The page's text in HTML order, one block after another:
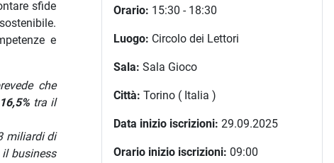
sfide
e
che
tra il
miliardi di
business
Orario: 15:30 - 18:30
Luogo: Circolo dei Lettori
Sala: Sala Gioco
Città: Torino ( Italia )
Data inizio iscrizioni: 29.09.2025
Orario inizio iscrizioni: 09:00